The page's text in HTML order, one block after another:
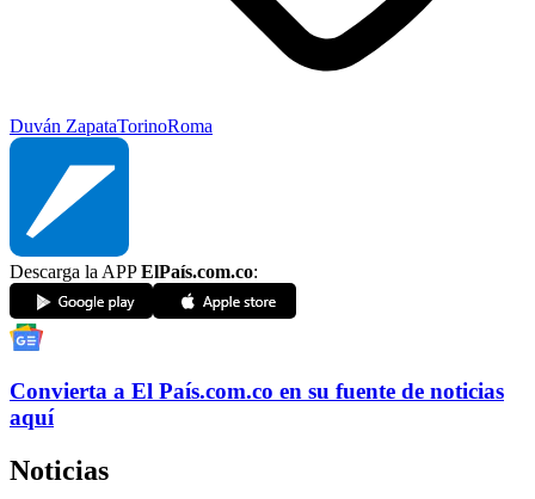
Duván ZapataTorinoRoma
Descarga la APPElPaís.com.co:
Convierta a El País.com.co en su fuente de noticias
aquí
Noticias